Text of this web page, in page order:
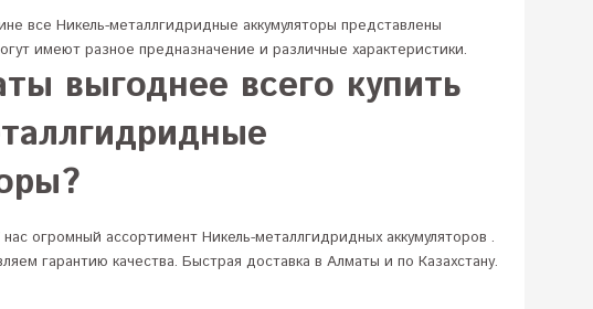
все Никель-металлгидридные аккумуляторы представлены
имеют разное предназначение и различные характеристики.
выгоднее всего купить
огромный ассортимент Никель-металлгидридных аккумуляторов .
гарантию качества. Быстрая доставка в Алматы и по Казахстану.